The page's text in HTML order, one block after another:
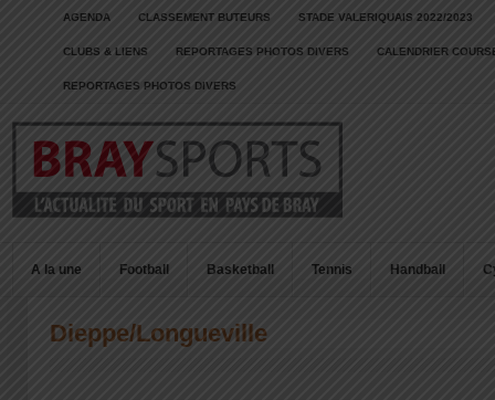
AGENDA CLASSEMENT BUTEURS STADE VALERIQUAIS 2022/2023
CLUBS & LIENS REPORTAGES PHOTOS DIVERS CALENDRIER
REPORTAGES PHOTOS DIVERS
A la une Football Basketball Tennis Handball
Dieppe/Longueville